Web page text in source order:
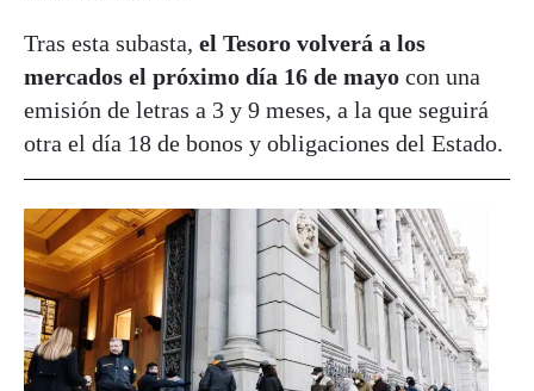
Tras esta subasta, el Tesoro volverá a los
mercados el próximo día 16 de mayo con una
emisión de letras a 3 y 9 meses, a la que seguirá
otra el día 18 de bonos y obligaciones del Estado.